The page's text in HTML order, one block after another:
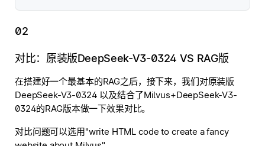
02
对比：原装版DeepSeek-V3-0324 VS RAG版
在搭建好一个最基本的RAG之后，接下来，我们对原装版
DeepSeek-V3-0324 以及结合了Milvus+DeepSeek-V3-
0324的RAG版本做一下效果对比。
对比问题可以选用"write HTML code to create a fancy